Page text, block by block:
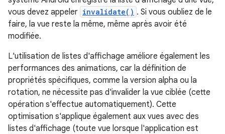
vous devez appeler invalidate() . Si vous oubliez de le
faire, la vue reste la même, même après avoir été
modifiée.
L'utilisation de listes d'affichage améliore également les
performances des animations, car la définition de
propriétés spécifiques, comme la version alpha ou la
rotation, ne nécessite pas d'invalider la vue ciblée (cette
opération s'effectue automatiquement). Cette
optimisation s'applique également aux vues avec des
listes d'affichage (toute vue lorsque l'application est